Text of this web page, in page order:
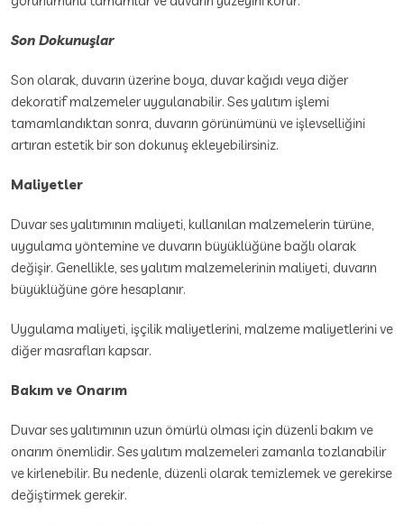
Son Dokunuşlar
Son olarak, duvarın üzerine boya, duvar kağıdı veya diğer
dekoratif malzemeler uygulanabilir. Ses yalıtım işlemi
tamamlandıktan sonra, duvarın görünümünü ve işlevselliğini
artıran estetik bir son dokunuş ekleyebilirsiniz.
Maliyetler
Duvar ses yalıtımının maliyeti, kullanılan malzemelerin türüne,
uygulama yöntemine ve duvarın büyüklüğüne bağlı olarak
değişir. Genellikle, ses yalıtım malzemelerinin maliyeti, duvarın
büyüklüğüne göre hesaplanır.
Uygulama maliyeti, işçilik maliyetlerini, malzeme maliyetlerini ve
diğer masrafları kapsar.
Bakım ve Onarım
Duvar ses yalıtımının uzun ömürlü olması için düzenli bakım ve
onarım önemlidir. Ses yalıtım malzemeleri zamanla tozlanabilir
ve kirlenebilir. Bu nedenle, düzenli olarak temizlemek ve gerekirse
değiştirmek gerekir.